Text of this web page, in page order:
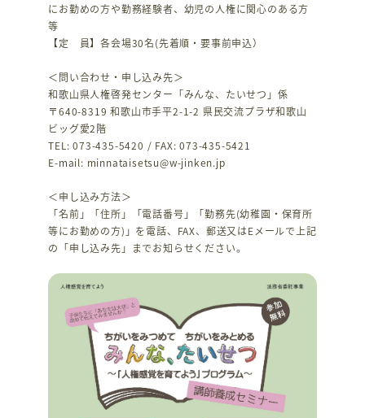
にお勤めの方や勤務経験者、幼児の人権に関心のある方
等
【定 員】各会場30名(先着順・要事前申込）
＜問い合わせ・申し込み先＞
和歌山県人権啓発センター「みんな、たいせつ」係
〒640-8319 和歌山市手平2-1-2 県民交流プラザ和歌山
ビッグ愛2階
TEL: 073-435-5420 / FAX: 073-435-5421
E-mail: minnataisetsu@w-jinken.jp
＜申し込み方法＞
「名前」「住所」「電話番号」「勤務先(幼稚園・保育所
等にお勤めの方)」を電話、FAX、郵送又はEメールで上記
の「申し込み先」までお知らせください。